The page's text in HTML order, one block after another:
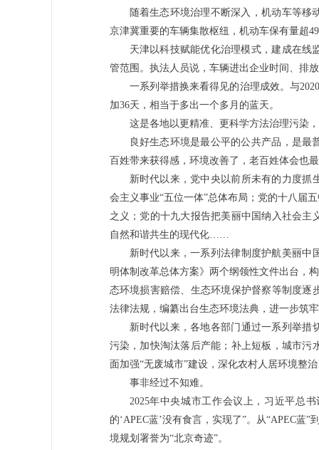
随着生态环境治理不断深入，机动车等
京津冀重要的车辆集散枢纽，机动车保有量超
天津以科技赋能优化治理模式，建成在线
管范围。执法人员说，车辆进出企业时间、排
一系列举措换来看得见的治理成效。与
加36天，相当于多出一个多月的蓝天。
这是各地以更精准、更科学方法治理污染
良好生态环境是最公平的公共产品，是
百姓带来获得感，环境改善了，老百姓体会也
新时代以来，党中央以前所未有的力度
会主义事业“五位一体”总体布局；党的十八届
之义；党的十九大报告把美丽中国纳入社会
自然和谐共生的现代化……
新时代以来，一系列法律制度护航美丽
明体制改革总体方案》两个纲领性文件出台，
态环境损害赔偿、生态环境保护督察等制度
法律法规，编纂出台生态环境法典，进一步
新时代以来，各地各部门通过一系列举
污染，加快淘汰落后产能；补上短板，城市
面加强“无废城市”建设，深化农村人居环境整
事非经过不知难。
2025年中央城市工作会议上，习近平总
的‘APEC蓝’没有食言，实现了”。从“APEC蓝
境规划署誉为“北京奇迹”。